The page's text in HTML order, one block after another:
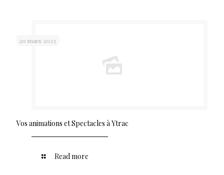
20 mars 2023
Vos animations et Spectacles à Ytrac
Read more